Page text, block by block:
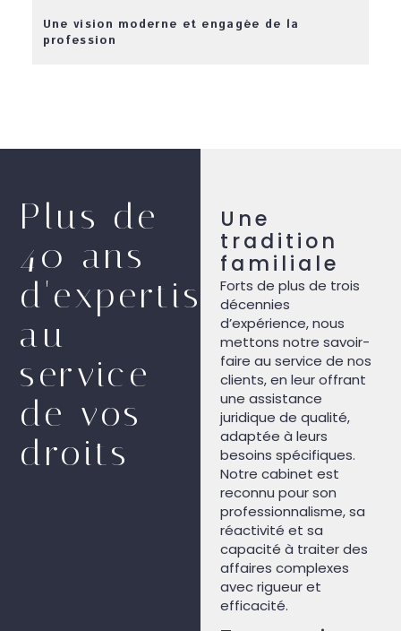
Une vision moderne et engagée de la
profession
Plus de
40 ans
d'expertise
au
service
de vos
droits
Une
tradition
familiale
Forts de plus de trois
décennies
d’expérience, nous
mettons notre savoir-
faire au service de nos
clients, en leur offrant
une assistance
juridique de qualité,
adaptée à leurs
besoins spécifiques.
Notre cabinet est
reconnu pour son
professionnalisme, sa
réactivité et sa
capacité à traiter des
affaires complexes
avec rigueur et
efficacité.